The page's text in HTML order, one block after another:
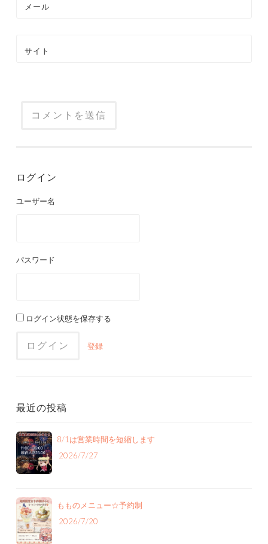
メール
サイト
ログイン
ユーザー名
パスワード
ログイン状態を保存する
登録
最近の投稿
8/1は営業時間を短縮します
2026/7/27
もものメニュー‪☆予約制
2026/7/20